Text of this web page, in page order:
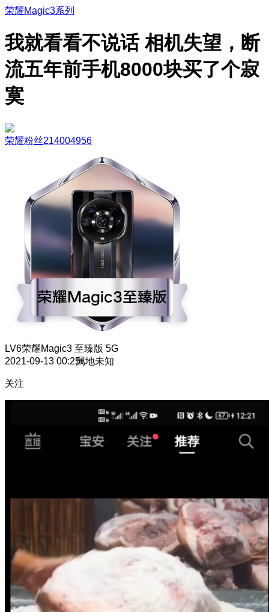
荣耀Magic3系列
我就看看不说话 相机失望，断
流五年前手机8000块买了个寂
寞
荣耀粉丝214004956
LV6荣耀Magic3 至臻版 5G
2021-09-13 00:25属地未知
关注